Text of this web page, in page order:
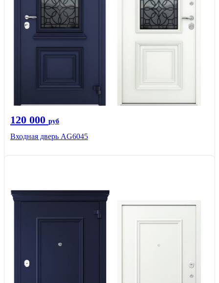
120 000 руб
Входная дверь AG6045